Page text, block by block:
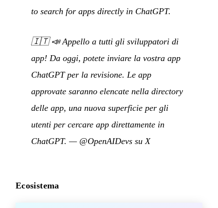
to search for apps directly in ChatGPT.
🇮🇹📣 Appello a tutti gli sviluppatori di
app! Da oggi, potete inviare la vostra app
ChatGPT per la revisione. Le app
approvate saranno elencate nella directory
delle app, una nuova superficie per gli
utenti per cercare app direttamente in
ChatGPT. — @OpenAIDevs su X
Ecosistema